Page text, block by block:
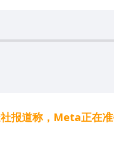
道称，Meta正在准